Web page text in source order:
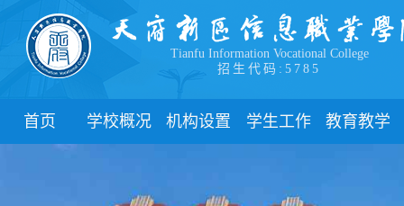
Tianfu Information Vocational College
招生代码:5785
首页 学校概况
学院领导
机构设置
职能部门
学生工作
新闻动态
教育教学